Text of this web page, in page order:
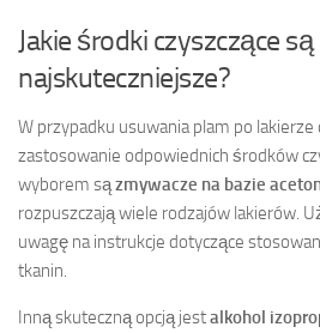
Jakie środki czyszczące są
najskuteczniejsze?
W przypadku usuwania plam po
zastosowanie odpowiednich środków
wyborem sązmywacze na bazie
rozpuszczają wiele rodzajów lakierów.
uwagę na instrukcje dotyczące
tkanin.
Inną skuteczną opcją jestalkohol